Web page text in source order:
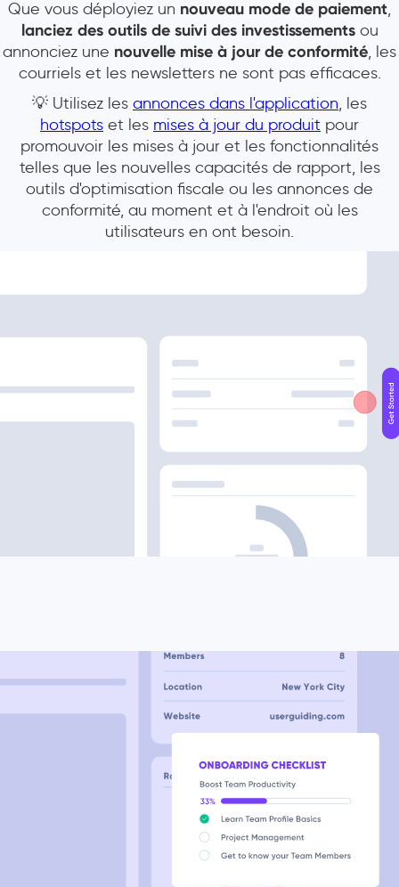
Que vous déployiez un nouveau mode de paiement,
lanciez des outils de suivi des investissementsou
annonciez une nouvelle mise à jour de conformité, les
courriels et les newsletters ne sont pas efficaces.
💡 Utilisez les annonces dans l'application, les
hotspots et les mises à jour du produit pour
promouvoir les mises à jour et les fonctionnalités
telles que les nouvelles capacités de rapport, les
outils d'optimisation fiscale ou les annonces de
conformité, au moment et à l'endroit où les
utilisateurs en ont besoin.